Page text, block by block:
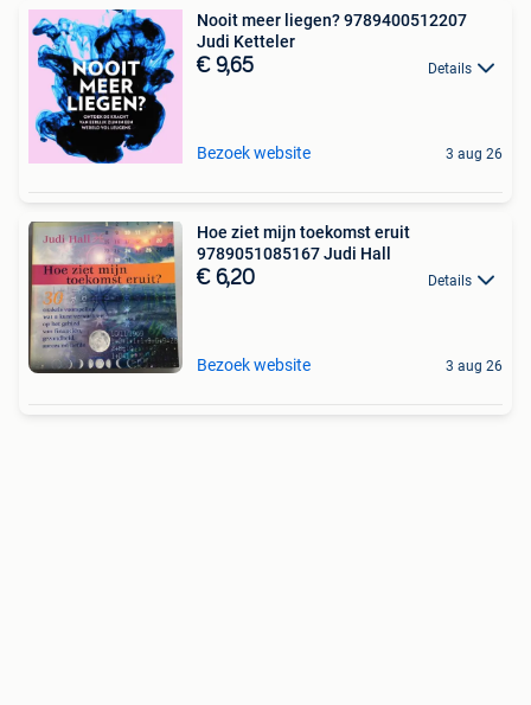
Nooit meer liegen? 9789400512207
Judi Ketteler
€ 9,65 Details
Bezoek website 3 aug 26
Hoe ziet mijn toekomst eruit
9789051085167 Judi Hall
€ 6,20 Details
Bezoek website 3 aug 26